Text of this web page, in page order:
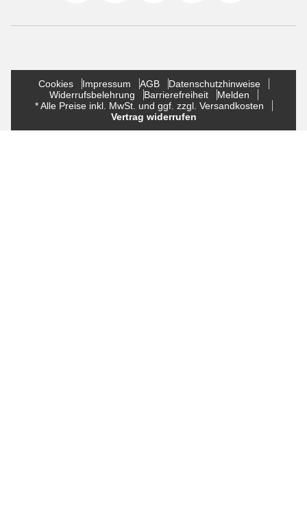
Cookies Impressum AGB
Datenschutzhinweise
Widerrufsbelehrung
Barrierefreiheit
Melden
* Alle Preise inkl. MwSt. und ggf. zzgl. Versandkosten
Vertrag widerrufen